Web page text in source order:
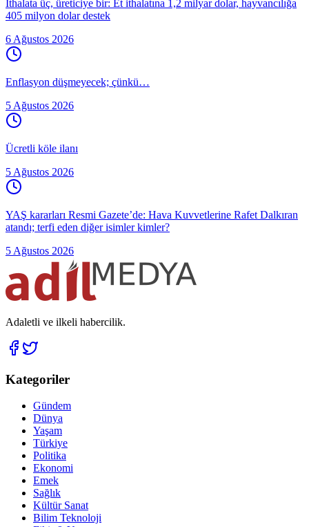
İthalata üç, üreticiye bir: Et ithalatına 1,2 milyar dolar, hayvancılığa
405 milyon dolar destek
6 Ağustos 2026
Enflasyon düşmeyecek; çünkü…
5 Ağustos 2026
Ücretli köle ilanı
5 Ağustos 2026
YAŞ kararları Resmi Gazete’de: Hava Kuvvetlerine Rafet Dalkıran
atandı; terfi eden diğer isimler kimler?
5 Ağustos 2026
Adaletli ve ilkeli habercilik.
Kategoriler
Gündem
Dünya
Yaşam
Türkiye
Politika
Ekonomi
Emek
Sağlık
Kültür Sanat
Bilim Teknoloji